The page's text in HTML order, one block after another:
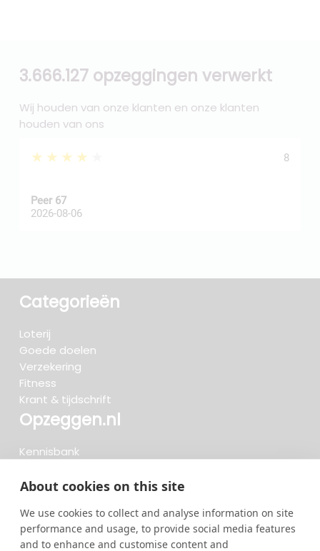
About cookies on this site
We use cookies to collect and analyse information on site
performance and usage, to provide social media features
and to enhance and customise content and
3.666.127 opzeggingen verwerkt
Wij houden van onze klanten en onze klanten
houden van ons
★★★★★ 8
Peer 67
2026-08-06
Categorieën
Loterij
Goede doelen
Verzekering
Fitness
Krant & tijdschrift
Opzeggen.nl
Kennisbank
Beoordelingen
Meteen opzeggen